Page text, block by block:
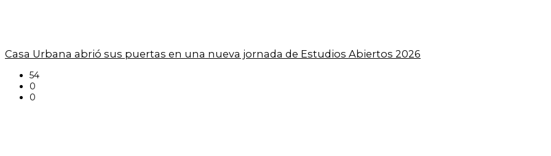
Casa Urbana abrió sus puertas en una nueva jornada de Estudios Abiertos 2026
54
0
0